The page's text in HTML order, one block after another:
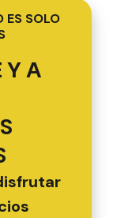
ES SOLO
Y A